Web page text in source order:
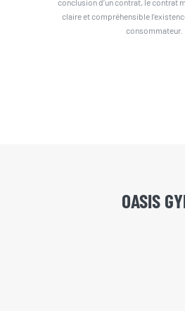
claire et compréhensible
consommateur.
OASIS